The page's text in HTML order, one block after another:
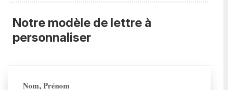
Notre modèle de lettre à
personnaliser
Nom, Prénom